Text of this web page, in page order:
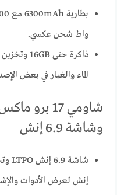
واط شحن عكسي.
الماء والغبار في بعض
وشاشة 6.9 إنش
إنش لعرض الأدوات